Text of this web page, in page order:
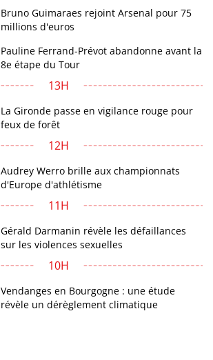
Bruno Guimaraes rejoint Arsenal pour 75
millions d'euros
Pauline Ferrand-Prévot abandonne avant la
8e étape du Tour
13H
La Gironde passe en vigilance rouge pour
feux de forêt
12H
Audrey Werro brille aux championnats
d'Europe d'athlétisme
11H
Gérald Darmanin révèle les défaillances
sur les violences sexuelles
10H
Vendanges en Bourgogne : une étude
révèle un dérèglement climatique